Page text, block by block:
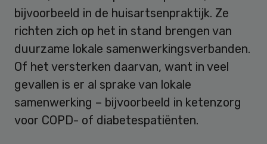
bijvoorbeeld in de huisartsenpraktijk. Ze
richten zich op het in stand brengen van
duurzame lokale samenwerkingsverbanden.
Of het versterken daarvan, want in veel
gevallen is er al sprake van lokale
samenwerking – bijvoorbeeld in ketenzorg
voor COPD- of diabetespatiënten.